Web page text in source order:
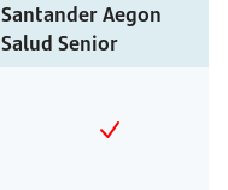
Santander Aegon
Salud Senior